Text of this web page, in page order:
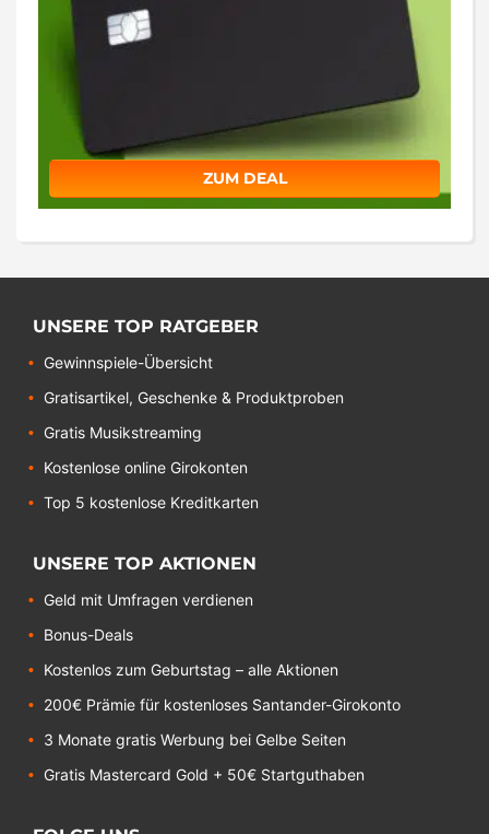
ZUM DEAL
UNSERE TOP RATGEBER
Gewinnspiele-Übersicht
Gratisartikel, Geschenke & Produktproben
Gratis Musikstreaming
Kostenlose online Girokonten
Top 5 kostenlose Kreditkarten
UNSERE TOP AKTIONEN
Geld mit Umfragen verdienen
Bonus-Deals
Kostenlos zum Geburtstag – alle Aktionen
200€ Prämie für kostenloses Santander-Girokonto
3 Monate gratis Werbung bei Gelbe Seiten
Gratis Mastercard Gold + 50€ Startguthaben